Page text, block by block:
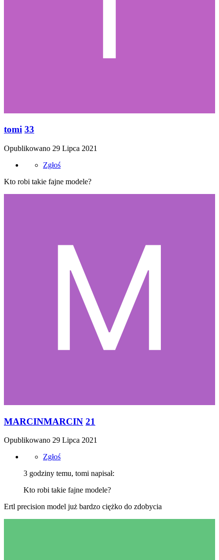
tomi 33
Opublikowano 29 Lipca 2021
Zgłoś
Kto robi takie fajne modele?
MARCINMARCIN 21
Opublikowano 29 Lipca 2021
Zgłoś
3 godziny temu, tomi napisał:
Kto robi takie fajne modele?
Ertl precision model już bardzo ciężko do zdobycia